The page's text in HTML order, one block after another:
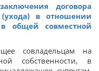
договора
в отношении
общей совместной
совладельцам на
собственности, в